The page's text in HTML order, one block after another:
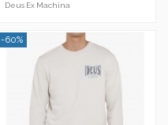
Deus Ex Machina
-60%